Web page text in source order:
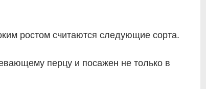
ростом считаются следующие сорта.
перцу и посажен не только в